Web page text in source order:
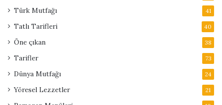
Türk Mutfağı 41
Tatlı Tarifleri 40
Öne çıkan 38
Tarifler 73
Dünya Mutfağı 24
Yöresel Lezzetler 21